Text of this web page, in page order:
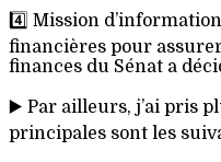
4️⃣ Mission
financières pour
finances du Sénat a
▶️ Par ailleurs, j’ai pris
principales sont les